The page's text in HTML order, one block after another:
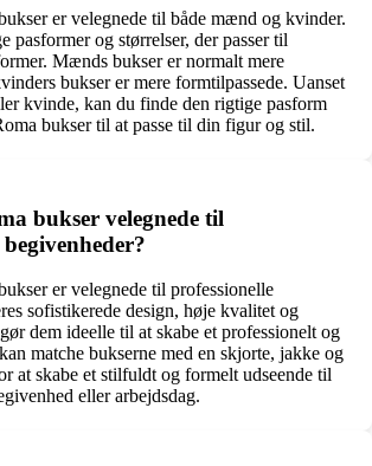
er velegnede til både mænd og kvinder.
pasformer og størrelser, der passer til
Mænds bukser er normalt mere
bukser er mere formtilpassede. Uanset
kvinde, kan du finde den rigtige pasform
bukser til at passe til din figur og stil.
bukser velegnede til
er velegnede til professionelle
sofistikerede design, høje kvalitet og
dem ideelle til at skabe et professionelt og
matche bukserne med en skjorte, jakke og
at skabe et stilfuldt og formelt udseende til
eller arbejdsdag.